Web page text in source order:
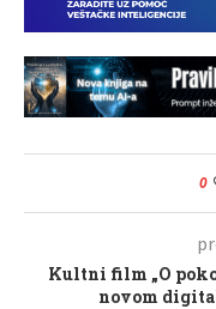
0
Kultni film „O
novom